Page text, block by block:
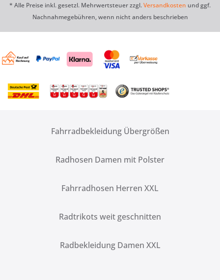
* Alle Preise inkl. gesetzl. Mehrwertsteuer zzgl.Versandkosten und ggf.
Nachnahmegebühren, wenn nicht anders beschrieben
Fahrradbekleidung Übergrößen
Radhosen Damen mit Polster
Fahrradhosen Herren XXL
Radtrikots weit geschnitten
Radbekleidung Damen XXL